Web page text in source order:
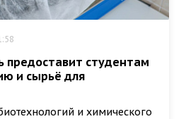
предоставит студентам
и сырьё для
и химического